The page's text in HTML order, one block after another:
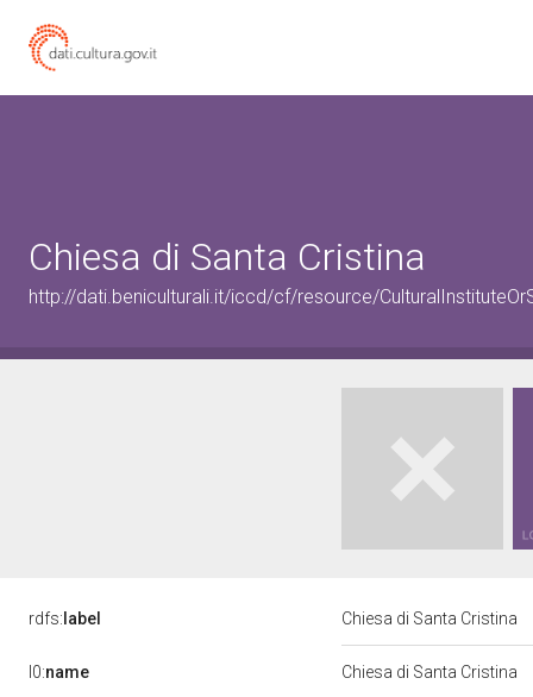
Chiesa di Santa Cristina
http://dati.beniculturali.it/iccd/cf/resource/
rdfs: label Chiesa di Santa Cristina
l0:name Chiesa di Santa Cristina